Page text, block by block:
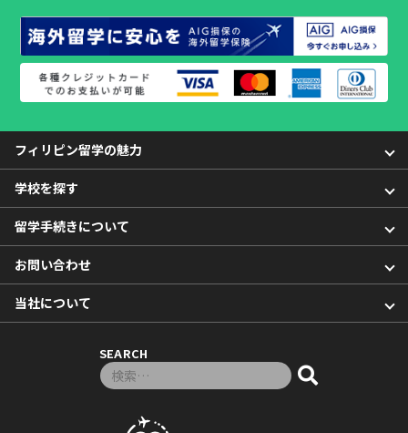
フィリピン留学の魅力
学校を探す
留学手続きについて
お問い合わせ
当社について
SEARCH
検索対象: